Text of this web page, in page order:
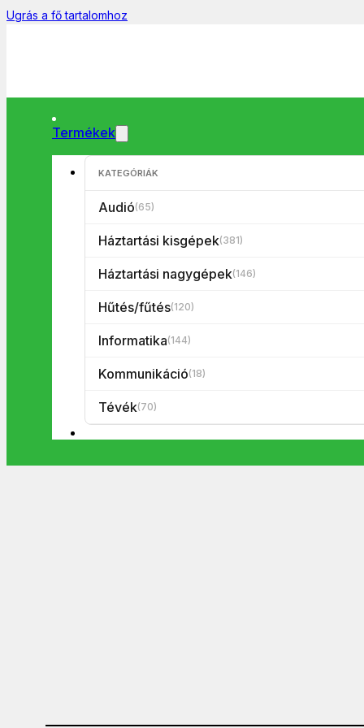
Ugrás a fő tartalomhoz
Termékek
KATEGÓRIÁK
Audió(65)
Háztartási kisgépek(381)
Háztartási nagygépek(146)
Hűtés/fűtés(120)
Informatika(144)
Kommunikáció(18)
Tévék(70)